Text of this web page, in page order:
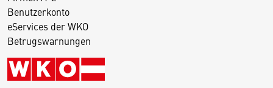
Benutzerkonto
eServices der WKO
Betrugswarnungen